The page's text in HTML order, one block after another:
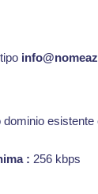
: 256 kbps